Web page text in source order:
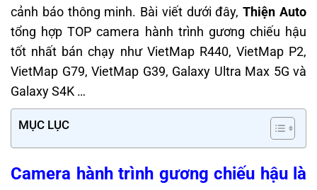
cảnh báo thông minh. Bài viết dưới đây,Thiện Auto
tổng hợp TOP camera hành trình gương chiếu hậu
tốt nhất bán chạy như VietMap R440, VietMap P2,
VietMap G79, VietMap G39, Galaxy Ultra Max 5G và
Galaxy S4K …
MỤC LỤC
Camera hành trình gương chiếu hậu là